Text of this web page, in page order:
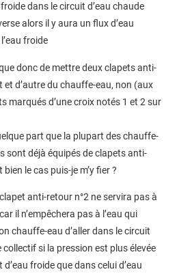
dans le circuit d’eau chaude
alors il y aura un flux d’eau
froide
donc de mettre deux clapets anti-
et d’autre du chauffe-eau, non (aux
marqués d’une croix notés 1 et 2 sur
part que la plupart des chauffe-
sont déjà équipés de clapets anti-
bien le cas puis-je m’y fier ?
anti-retour n°2 ne servira pas à
il n’empêchera pas à l’eau qui
chauffe-eau d’aller dans le circuit
collectif si la pression est plus élevée
froide que dans celui d’eau